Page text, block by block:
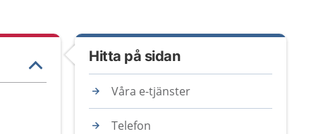
Hitta på sidan
Våra e-tjänster
Telefon